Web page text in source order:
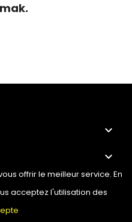
keyboard_arrow_down
keyboard_arrow_down
offrir le meilleur service. En
acceptez l'utilisation des